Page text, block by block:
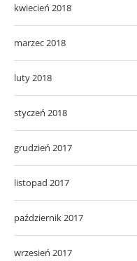
kwiecień 2018
marzec 2018
luty 2018
styczeń 2018
grudzień 2017
listopad 2017
październik 2017
wrzesień 2017